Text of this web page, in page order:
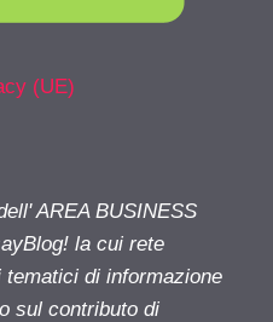
(UE)
AREA BUSINESS
la cui rete
di informazione
sul contributo di